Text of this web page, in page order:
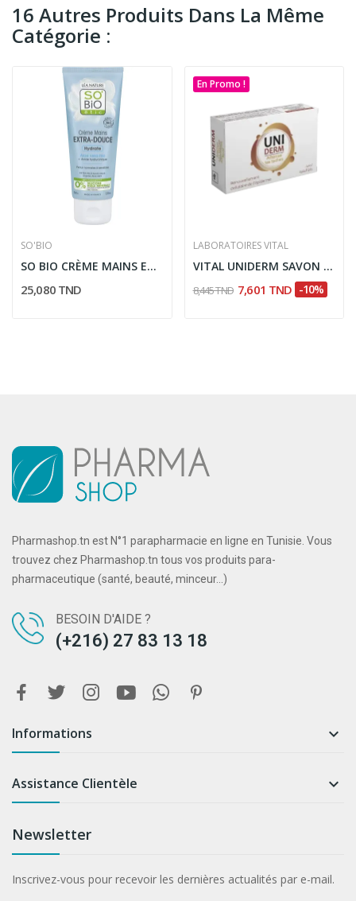
16 Autres Produits Dans La Même
Catégorie :
SO'BIO
SO BIO CRÈME MAINS EXTRA-DOUCE À L’ALOE VERA...
25,080 TND
En Promo !
LABORATOIRES VITAL
VITAL UNIDERM SAVON ANTI TACHES BRUNES 90G
8,445 TND 7,601 TND -10%
Pharmashop.tn est N°1 parapharmacie en ligne en Tunisie. Vous
trouvez chez Pharmashop.tn tous vos produits para-
pharmaceutique (santé, beauté, minceur...)
BESOIN D'AIDE ?
(+216) 27 83 13 18
Informations 
Assistance Clientèle 
Newsletter
Inscrivez-vous pour recevoir les dernières actualités par e-mail.